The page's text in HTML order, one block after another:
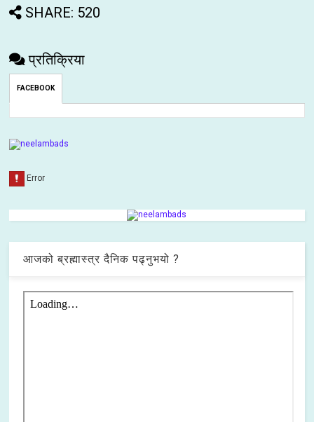
SHARE: 520
प्रतिक्रिया
FACEBOOK
आजको ब्रह्मास्त्र दैनिक पढ्नुभयो ?